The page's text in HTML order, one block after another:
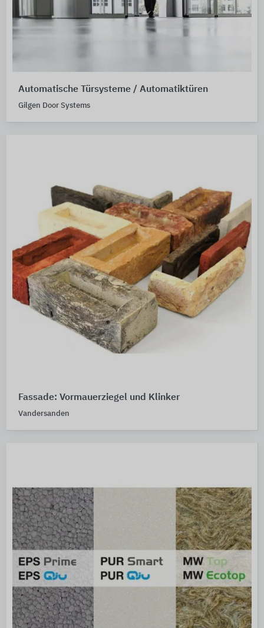
Automatische Türsysteme / Automatiktüren
Gilgen Door Systems
Fassade: Vormauerziegel und Klinker
Vandersanden